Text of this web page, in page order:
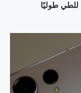
للطي طوليًا